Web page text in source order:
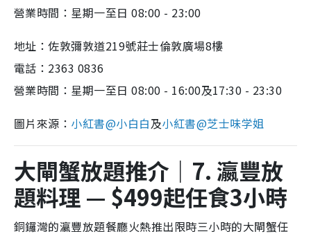
營業時間：星期一至日 08:00 - 23:00
地址：佐敦彌敦道219號莊士倫敦廣場8樓
電話：2363 0836
營業時間：星期一至日 08:00 - 16:00及17:30 - 23:30
圖片來源： 小紅書@小白白及小紅書@芝士味学姐
大閘蟹放題推介｜7. 瀛豐放
題料理 — $499起任食3小時
銅鑼灣的瀛豐放題餐廳火熱推出限時三小時的大閘蟹任